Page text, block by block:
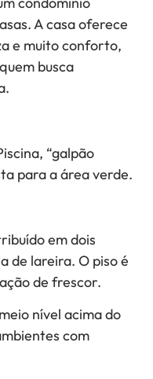
A casa oferece
e muito conforto,
busca
“galpão
para a área verde.
em dois
de lareira. O piso é
de frescor.
nível acima do
com